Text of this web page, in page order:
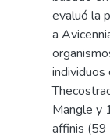
evaluó la
a
individuos
Mangle y
affinis (59